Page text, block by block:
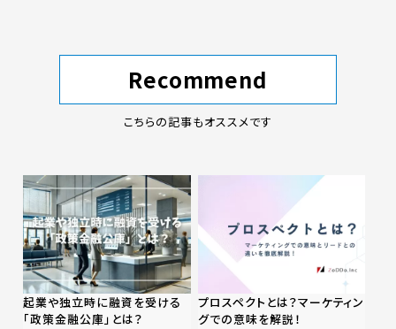
Recommend
こちらの記事もオススメです
起業や独立時に融資を受ける
「政策金融公庫」とは？
プロスペクトとは？マーケティン
グでの意味を解説！